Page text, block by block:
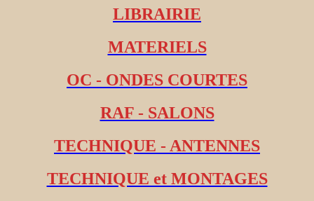
LIBRAIRIE
MATERIELS
OC - ONDES COURTES
RAF - SALONS
TECHNIQUE - ANTENNES
TECHNIQUE et MONTAGES